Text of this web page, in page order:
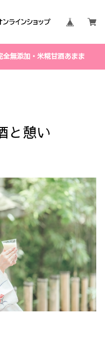
全無添加・米糀甘酒あまま
と憩い